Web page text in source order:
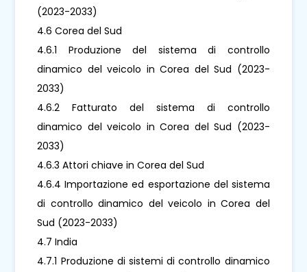
(2023-2033)
4.6 Corea del Sud
4.6.1 Produzione del sistema di controllo
dinamico del veicolo in Corea del Sud (2023-
2033)
4.6.2 Fatturato del sistema di controllo
dinamico del veicolo in Corea del Sud (2023-
2033)
4.6.3 Attori chiave in Corea del Sud
4.6.4 Importazione ed esportazione del sistema
di controllo dinamico del veicolo in Corea del
Sud (2023-2033)
4.7 India
4.7.1 Produzione di sistemi di controllo dinamico